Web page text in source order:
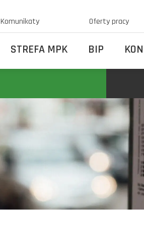
Komunikaty Oferty pracy
STREFA MPK BIP